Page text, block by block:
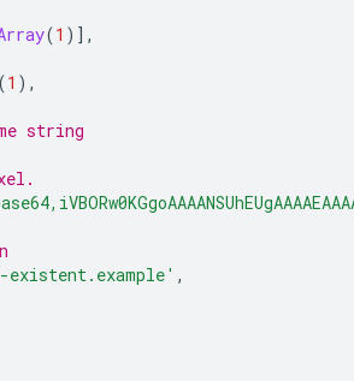
(1 )],
(1 ),
string
,